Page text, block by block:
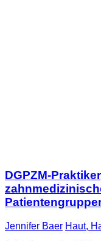
DGPZM-
Jennifer Baer Haut,